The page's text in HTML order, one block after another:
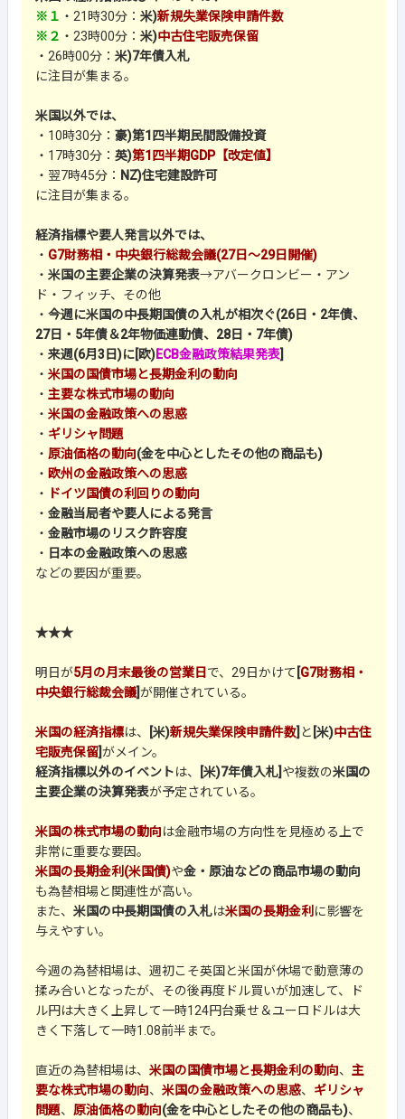
※１ ・21時30分： 米)新規失業保険申請件数
※２ ・23時00分： 米)中古住宅販売保留
・26時00分： 米)7年債入札
に注目が集まる。
米国以外では、
・10時30分： 豪)第1四半期民間設備投資
・17時30分： 英)第1四半期GDP【改定値】
・翌7時45分： NZ)住宅建設許可
に注目が集まる。
経済指標や要人発言以外では、
・ G7財務相・中央銀行総裁会議(27日～29日開催)
・ 米国の主要企業の決算発表→アバークロンビー・アン
ド・フィッチ、その他
・ 今週に米国の中長期国債の入札が相次ぐ(26日・2年債、
27日・5年債＆2年物価連動債、28日・7年債)
・ 来週(6月3日)に[欧)ECB金融政策結果発表]
・ 米国の国債市場と長期金利の動向
・ 主要な株式市場の動向
・ 米国の金融政策への思惑
・ ギリシャ問題
・ 原油価格の動向(金を中心としたその他の商品も)
・ 欧州の金融政策への思惑
・
ドイツ国債の利回りの動向
・ 金融当局者や要人による発言
・ 金融市場のリスク許容度
・ 日本の金融政策への思惑
などの要因が重要。
★★★
明日が5月の月末最後の営業日 で、29日かけて [G7財務相・
中央銀行総裁会議]が開催されている。
米国の経済指標は、 [米)新規失業保険申請件数] と [米)中古住
宅販売保留]がメイン。
経済指標以外のイベントは、 [米)7年債入札] や複数の米国の
主要企業の決算発表が予定されている。
米国の株式市場の動向は金融市場の方向性を見極める上で
非常に重要な要因。
米国の長期金利(米国債)や金・原油などの商品市場の動向
も為替相場と関連性が高い。
また、 米国の中長期国債の入札は米国の長期金利 に影響を
与えやすい。
今週の為替相場は、週初こそ英国と米国が休場で動意薄の
揉み合いとなったが、その後再度ドル買いが加速して、ド
ル円は大きく上昇して一時124円台乗せ＆ユーロドルは大
きく下落して一時1.08前半まで。
直近の為替相場は、 米国の国債市場と長期金利の動向、 主
要な株式市場の動向、 米国の金融政策への思惑、 ギリシャ
問題、 原油価格の動向(金を中心としたその他の商品も)、